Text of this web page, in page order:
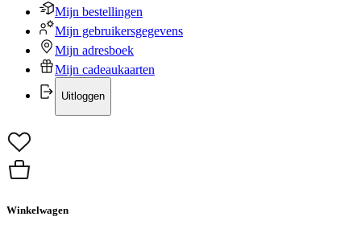
Mijn bestellingen
Mijn gebruikersgegevens
Mijn adresboek
Mijn cadeaukaarten
Uitloggen
Winkelwagen